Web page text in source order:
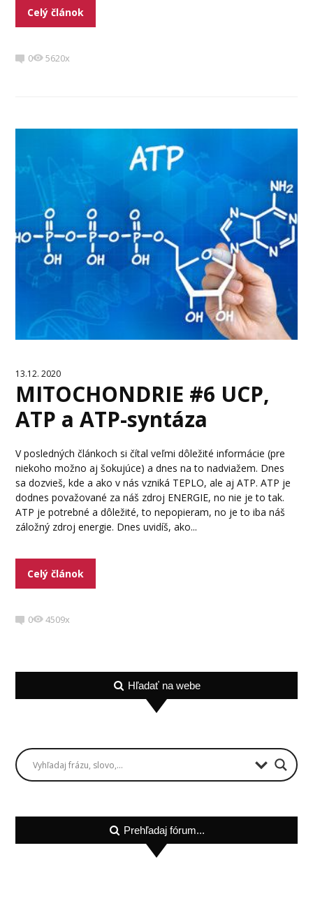
Celý článok
0 5620x
13.12. 2020
MITOCHONDRIE #6 UCP,
ATP a ATP-syntáza
V posledných článkoch si čítal veľmi dôležité informácie (pre
niekoho možno aj šokujúce) a dnes na to nadviažem. Dnes
sa dozvieš, kde a ako v nás vzniká TEPLO, ale aj ATP. ATP je
dodnes považované za náš zdroj ENERGIE, no nie je to tak.
ATP je potrebné a dôležité, to nepopieram, no je to iba náš
záložný zdroj energie. Dnes uvidíš, ako...
Celý článok
0 4509x
Hľadať na webe
Prehľadaj fórum...